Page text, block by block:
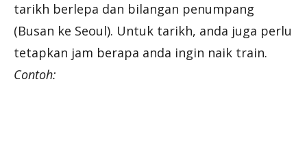
tarikh berlepa dan bilangan penumpang
(Busan ke Seoul). Untuk tarikh, anda juga perlu
tetapkan jam berapa anda ingin naik train.
Contoh: